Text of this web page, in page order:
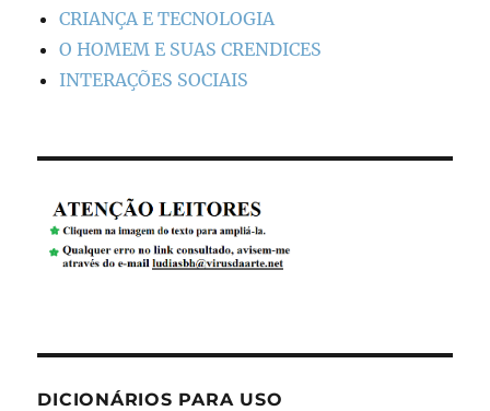
CRIANÇA E TECNOLOGIA
O HOMEM E SUAS CRENDICES
INTERAÇÕES SOCIAIS
DICIONÁRIOS PARA USO